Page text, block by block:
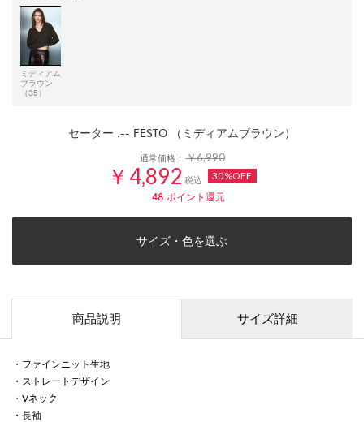
ミディアム
ブラウン
（35）
セーター .-- FESTO （ミディアムブラウン）
通常価格：￥6,990
￥4,892 税込 30%OFF
48ポイント還元
サイズ・色を選ぶ
商品説明 サイズ詳細
・ファインニット生地
・ストレートデザイン
・Vネック
・長袖